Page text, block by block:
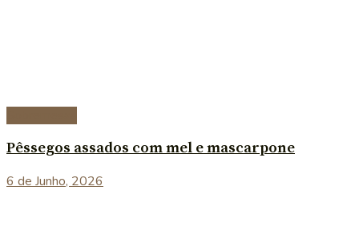
Pêssegos assados com mel e mascarpone
6 de Junho, 2026